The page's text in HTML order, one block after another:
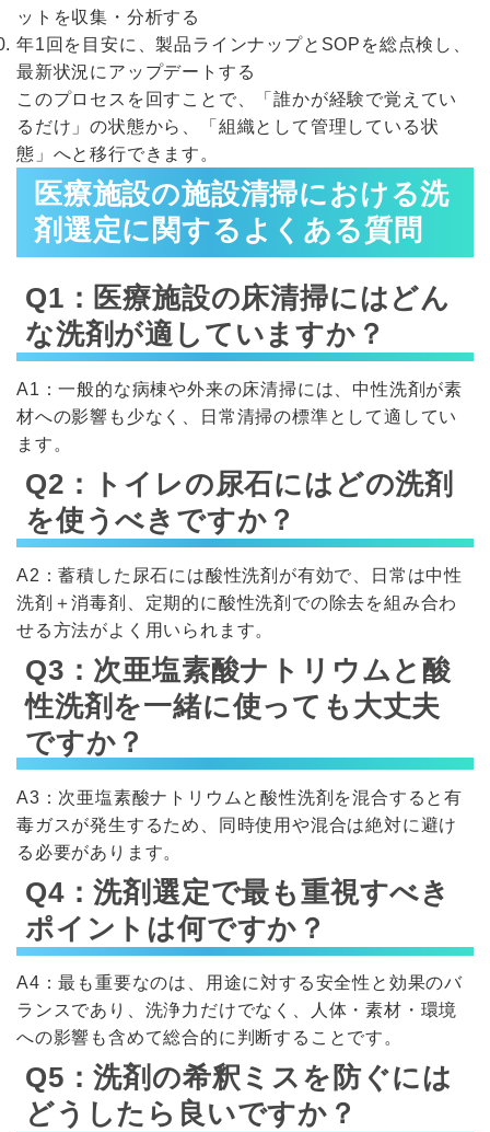
ットを収集・分析する
年1回を目安に、製品ラインナップとSOPを総点検し、
最新状況にアップデートする
このプロセスを回すことで、「誰かが経験で覚えてい
るだけ」の状態から、「組織として管理している状
態」へと移行できます。
医療施設の施設清掃における洗
剤選定に関するよくある質問
Q1：医療施設の床清掃にはどん
な洗剤が適していますか？
A1：一般的な病棟や外来の床清掃には、中性洗剤が素
材への影響も少なく、日常清掃の標準として適してい
ます。
Q2：トイレの尿石にはどの洗剤
を使うべきですか？
A2：蓄積した尿石には酸性洗剤が有効で、日常は中性
洗剤＋消毒剤、定期的に酸性洗剤での除去を組み合わ
せる方法がよく用いられます。
Q3：次亜塩素酸ナトリウムと酸
性洗剤を一緒に使っても大丈夫
ですか？
A3：次亜塩素酸ナトリウムと酸性洗剤を混合すると有
毒ガスが発生するため、同時使用や混合は絶対に避け
る必要があります。
Q4：洗剤選定で最も重視すべき
ポイントは何ですか？
A4：最も重要なのは、用途に対する安全性と効果のバ
ランスであり、洗浄力だけでなく、人体・素材・環境
への影響も含めて総合的に判断することです。
Q5：洗剤の希釈ミスを防ぐには
どうしたら良いですか？